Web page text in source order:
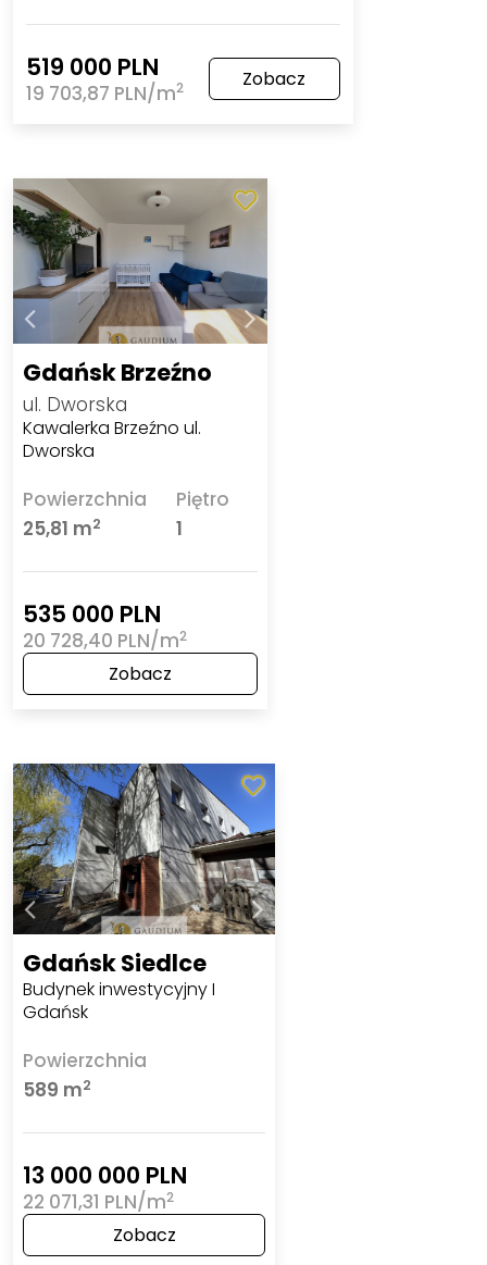
519 000 PLN
19 703,87 PLN/m2 Zobacz
Gdańsk Brzeźno
ul. Dworska
Kawalerka Brzeźno ul.
Dworska
Powierzchnia
25,81 m2
Piętro
1
535 000 PLN
20 728,40 PLN/m2
Zobacz
Gdańsk Siedlce
Budynek inwestycyjny I
Gdańsk
Powierzchnia
589 m2
13 000 000 PLN
22 071,31 PLN/m2
Zobacz